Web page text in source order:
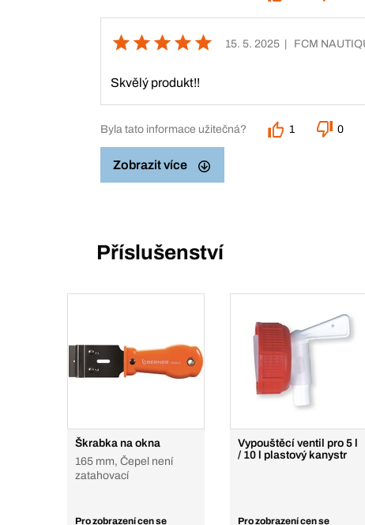
15. 5. 2025 | FCM
Skvělý produkt!!
Byla tato informace užitečná? 1 0
Zobrazit více
Příslušenství
Škrabka na okna
165 mm, Čepel není
zatahovací
Pro zobrazení cen se
Vypouštěcí ventil pro 5 l
/ 10 l plastový kanystr
Pro zobrazení cen se